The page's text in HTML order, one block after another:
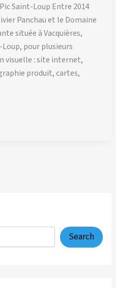
Saint-Loup Entre 2014
Panchau et le Domaine
située à Vacquières,
pour plusieurs
visuelle : site internet,
produit, cartes,
Search